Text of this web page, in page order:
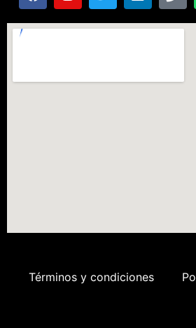
Términos y condiciones